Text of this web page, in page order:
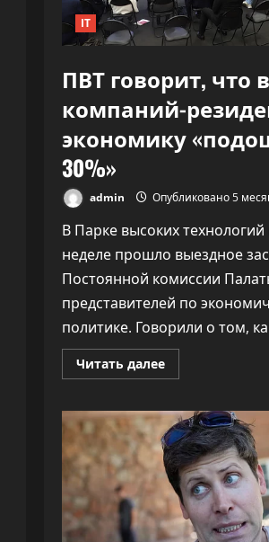
IT
ПВТ говорит, что
компаний-
экономику
30%»
admin Опубликовано 5
В Парке высоких
неделе прошло выездное
Постоянной комиссии
представителей по
политике. Говорили о том,
Читать далееПрочитать
больше
говорит,
что
вклад
компаний-
резидентов
в
экономику
«подошёл
к
30%»